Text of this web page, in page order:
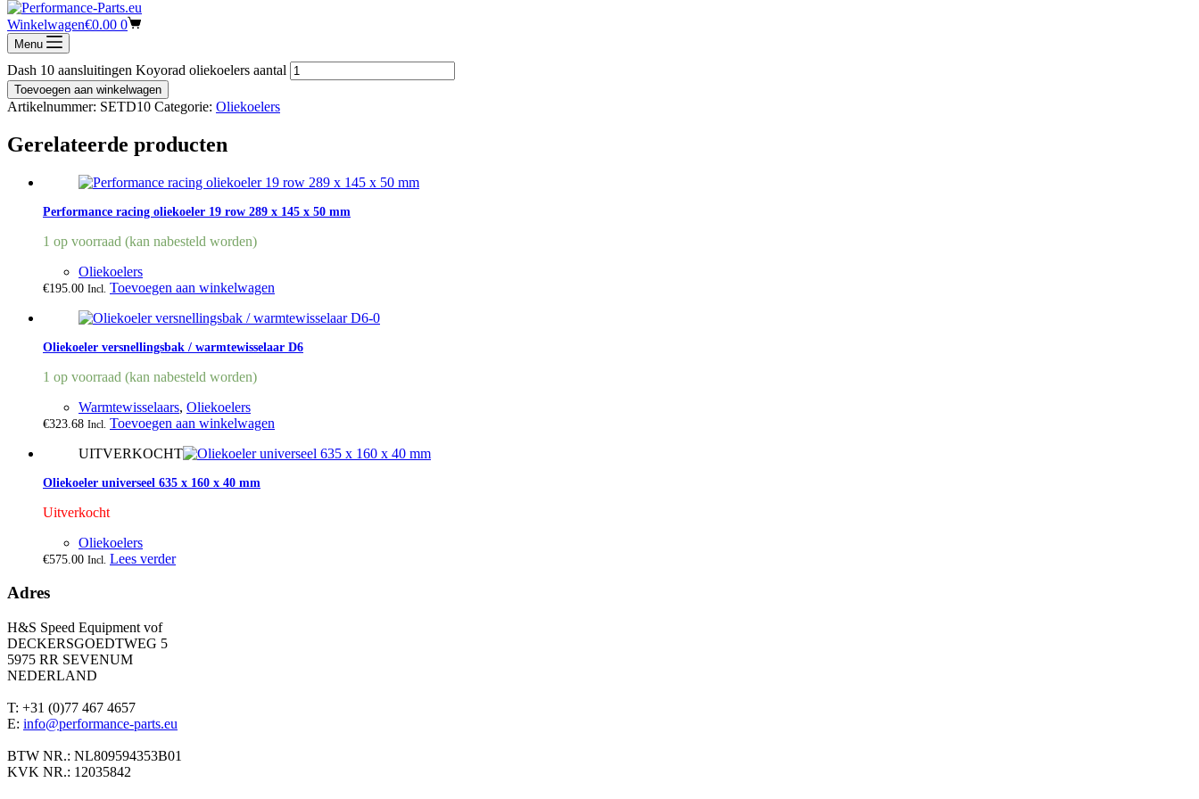
Winkelwagen€0.00 0
Menu
Draad 7/8-14 unf naar dash 10
5 op voorraad (kan nabesteld worden)
Dash 10 aansluitingen Koyorad oliekoelers aantal
Toevoegen aan winkelwagen
Artikelnummer: SETD10 Categorie: Oliekoelers
Gerelateerde producten
Performance racing oliekoeler 19 row 289 x 145 x 50 mm
1 op voorraad (kan nabesteld worden)
Oliekoelers
€195.00 Incl. Toevoegen aan winkelwagen
Oliekoeler versnellingsbak / warmtewisselaar D6
1 op voorraad (kan nabesteld worden)
Warmtewisselaars, Oliekoelers
€323.68 Incl. Toevoegen aan winkelwagen
UITVERKOCHT
Oliekoeler universeel 635 x 160 x 40 mm
Uitverkocht
Oliekoelers
€575.00 Incl. Lees verder
Adres
H&S Speed Equipment vof
DECKERSGOEDTWEG 5
5975 RR SEVENUM
NEDERLAND
T: +31 (0)77 467 4657
E: info@performance-parts.eu
BTW NR.: NL809594353B01
KVK NR.: 12035842